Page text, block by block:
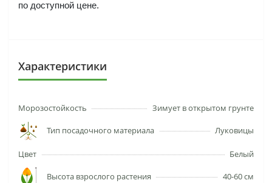
по доступной цене.
Характеристики
Морозостойкость Зимует в открытом грунте
Тип посадочного материала Луковицы
Цвет Белый
Высота взрослого растения 40-60 см